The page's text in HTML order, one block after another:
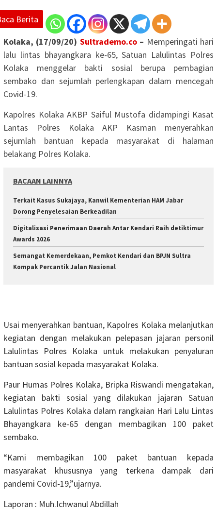
Berita
Kolaka, (17/09/20) Sultrademo.co– Memperingati hari
lalu lintas bhayangkara ke-65, Satuan Lalulintas Polres
Kolaka menggelar bakti sosial berupa pembagian
sembako dan sejumlah perlengkapan dalam mencegah
Covid-19.
Kapolres Kolaka AKBP Saiful Mustofa didampingi Kasat
Lantas Polres Kolaka AKP Kasman menyerahkan
sejumlah bantuan kepada masyarakat di halaman
belakang Polres Kolaka.
BACAAN LAINNYA
‎Terkait Kasus Sukajaya, Kanwil Kementerian HAM Jabar
‎Dorong Penyelesaian Berkeadilan
Digitalisasi Penerimaan Daerah Antar Kendari Raih detiktimur
Awards 2026
Semangat Kemerdekaan, Pemkot Kendari dan BPJN Sultra
Kompak Percantik Jalan Nasional
Usai menyerahkan bantuan, Kapolres Kolaka melanjutkan
kegiatan dengan melakukan pelepasan jajaran personil
Lalulintas Polres Kolaka untuk melakukan penyaluran
bantuan sosial kepada masyarakat Kolaka.
Paur Humas Polres Kolaka, Bripka Riswandi mengatakan,
kegiatan bakti sosial yang dilakukan jajaran Satuan
Lalulintas Polres Kolaka dalam rangkaian Hari Lalu Lintas
Bhayangkara ke-65 dengan membagikan 100 paket
sembako.
“Kami membagikan 100 paket bantuan kepada
masyarakat khususnya yang terkena dampak dari
pandemi Covid-19,”ujarnya.
Laporan : Muh.Ichwanul Abdillah